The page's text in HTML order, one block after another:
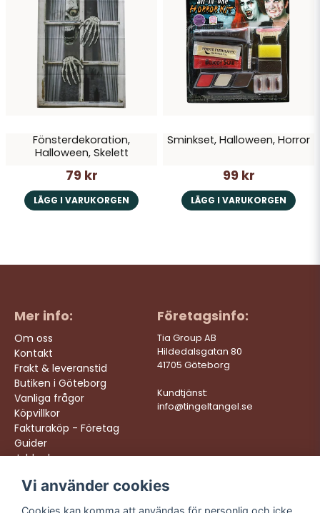
Fönsterdekoration,
Halloween, Skelett
79 kr
LÄGG I VARUKORGEN
Sminkset, Halloween, Horror
99 kr
LÄGG I VARUKORGEN
Mer info:
Om oss
Kontakt
Frakt & leveranstid
Butiken i Göteborg
Vanliga frågor
Köpvillkor
Fakturaköp - Företag
Guider
Jobba hos oss
Företagsinfo:
Tia Group AB
Hildedalsgatan 80
41705 Göteborg
Kundtjänst:
info@tingeltangel.se
Följ oss:
Instagram
Vi levererar:
Snabba leveranser
Vi använder cookies
Cookies kan komma att användas för personlig och icke